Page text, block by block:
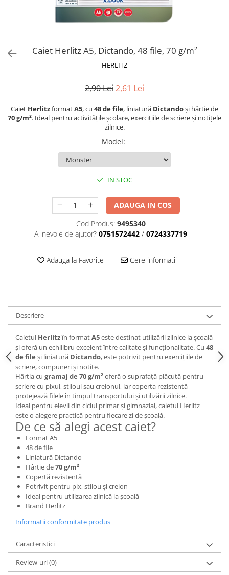
Suporturi și organizatoare de birou
Caiete și Blocuri
Blocuri de desen
Caiete Matematica
Instrumente de scris și desen
Linere
Markere
Mine pentru creioane mecanice
Pixuri
Rezerve stilouri
Rollere
Stilouri
Măsurare și trasare
Rigle
Organizare și Arhivare
Accesorii de organizare
Bibliorafturi
Caiete mecanice
Clipboard-uri
Dosare Carton
Dosare Plastic
Folii de protecție
Mape
Penare
Penare cu doua compartimente
Caiet Herlitz A5, Dictando, 48 file, 70 g/m²
HERLITZ
2,90 Lei2,61 Lei
Caiet HerlitzformatA5, cu 48 de file, liniatură Dictandoși hârtie de
70 g/m². Ideal pentru activitățile școlare, exercițiile de scriere și notițele
zilnice.
Model:
IN STOC
ADAUGA IN COS
Cod Produs: 9495340
Ai nevoie de ajutor? 0751572442 / 0724337719
Adauga la Favorite Cere informatii
Descriere
Caietul Herlitzîn formatA5este destinat utilizării zilnice la școală
și oferă un echilibru excelent între calitate și funcționalitate. Cu 48
de file și liniatură Dictando, este potrivit pentru exercițiile de
scriere, compuneri și notițe.
Hârtia cu gramaj de 70 g/m²oferă o suprafață plăcută pentru
scriere cu pixul, stiloul sau creionul, iar coperta rezistentă
protejează filele în timpul transportului și utilizării zilnice.
Ideal pentru elevii din ciclul primar și gimnazial, caietul Herlitz
este o alegere practică pentru fiecare zi de școală.
De ce să alegi acest caiet?
Format A5
48 de file
Liniatură Dictando
Hârtie de70 g/m²
Copertă rezistentă
Potrivit pentru pix, stilou și creion
Ideal pentru utilizarea zilnică la școală
Brand Herlitz
Informatii conformitate produs
Caracteristici
Review-uri(0)